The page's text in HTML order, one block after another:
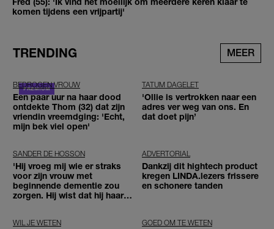
komen tijdens een vrijpartij'
TRENDING MEER
BEDROGEN VROUW
Een paar uur na haar dood
ontdekte Thom (32) dat zijn
vriendin vreemdging: 'Echt,
mijn bek viel open'
TATUM DAGELET
'Ollie is vertrokken naar een
adres ver weg van ons. En
dat doet pijn’
SANDER DE HOSSON
'Hij vroeg mij wie er straks
voor zijn vrouw met
beginnende dementie zou
zorgen. Hij wist dat hij haar
ADVERTORIAL
Dankzij dit hightech product
kregen LINDA.lezers frissere
en schonere tanden
WIL JE WETEN GOED OM TE WETEN